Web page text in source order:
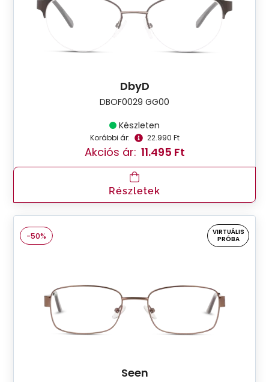
DbyD
DBOF0029 GG00
Készleten
Korábbi ár: 22.990 Ft
Akciós ár: 11.495 Ft
Részletek
-50%
VIRTUÁLIS
PRÓBA
Seen